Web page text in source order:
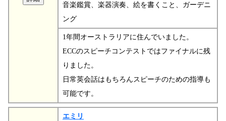
音楽鑑賞、楽器演奏、絵を書くこと、ガーデニ
ング
1年間オーストラリアに住んでいました。
ECCのスピーチコンテストではファイナルに残
りました。
日常英会話はもちろんスピーチのための指導も
可能です。
エミリ